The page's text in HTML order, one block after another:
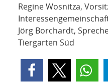
Regine Wosnitza,
Jörg Borchardt,
Tiergarten Süd